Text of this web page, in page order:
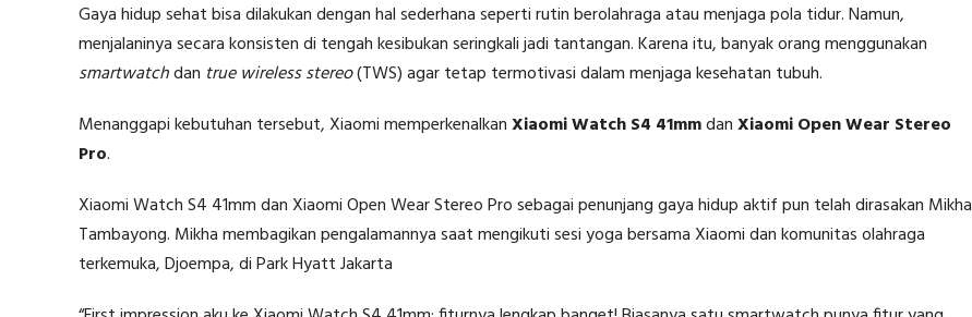
Gaya hidup sehat bisa dilakukan dengan hal sederhana seperti rutin berolahraga atau menjaga pola tidur. Namun,
menjalaninya secara konsisten di tengah kesibukan seringkali jadi tantangan. Karena itu, banyak orang menggunakan
smartwatchdan true wireless stereo(TWS) agar tetap termotivasi dalam menjaga kesehatan tubuh.
Menanggapi kebutuhan tersebut, Xiaomi memperkenalkanXiaomi Watch S4 41mmdanXiaomi Open Wear Stereo
Pro.
Xiaomi Watch S4 41mm dan Xiaomi Open Wear Stereo Pro sebagai penunjang gaya hidup aktif pun telah dirasakan Mikha
Tambayong. Mikha membagikan pengalamannya saat mengikuti sesi yoga bersama Xiaomi dan komunitas olahraga
terkemuka, Djoempa, di Park Hyatt Jakarta